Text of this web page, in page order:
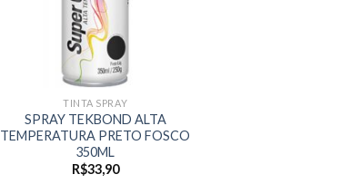
TINTA SPRAY
SPRAY TEKBOND ALTA
TEMPERATURA PRETO FOSCO
350ML
R$33,90